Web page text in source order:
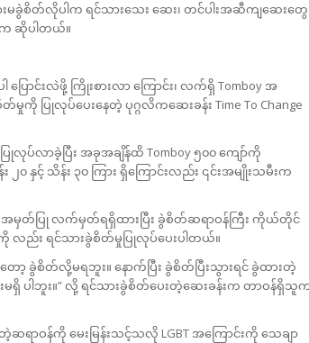
းမခွဲစိတ်လိုပါက ရင်သားသေး ဆေး၊ တင်ပါးအဆီကျဆေးတွေ
က ဆိုပါတယ်။
ောင်းလဲဖို့ ကြိုးစားလာ ကြောင်း၊ လက်ရှိ Tomboy အ
ပြုလုပ်ပေးနေတဲ့ ပုဂ္ဂလိကဆေးခန်း Time To Change
ပြုလုပ်လာခဲ့ပြီး အခုအချိန်ထိ Tomboy ၅၀၀ ကျော်ကို
၂၀ နှင့် သိန်း ၃၀ ကြား ရှိကြောင်းလည်း ၎င်းအမျိုးသမီးက
အမှတ်ပြု လက်မှတ်ရရှိထားပြီး ခွဲစိတ်ဆရာဝန်ကြီး ကိုယ်တိုင်
လည်း ရင်သားခွဲစိတ်မှုပြုလုပ်ပေးပါတယ်။
ခွဲစိတ်လို့မရဘူး။ နောက်ပြီး ခွဲစိတ်ပြီးသွားရင် ခွဲထားတဲ့
ပါဘူး။” လို့ ရင်သားခွဲစိတ်ပေးတဲ့ဆေးခန်းက တာဝန်ရှိသူ
န်ကို မေးမြန်းသင့်သလို LGBT အကြောင်းကို သေချာ